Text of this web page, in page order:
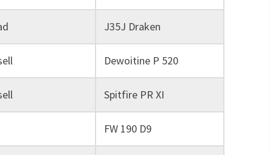
J35J Draken
Dewoitine P 520
Spitfire PR XI
FW 190 D9